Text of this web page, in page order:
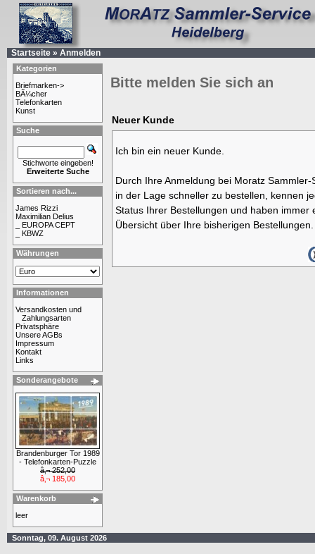
Startseite » Anmelden
Kategorien
Briefmarken->
BÃ¼cher
Telefonkarten
Kunst
Suche
Stichworte eingeben!
Erweiterte Suche
Sortieren nach...
James Rizzi
Maximilian Delius
_ EUROPA CEPT
_ KBWZ
Währungen
Informationen
Versandkosten und
Zahlungsarten
Privatsphäre
Unsere AGBs
Impressum
Kontakt
Links
Sonderangebote
Brandenburger Tor 1989
- Telefonkarten-Puzzle
â‚¬ 252,00
â‚¬ 185,00
Warenkorb
leer
Bitte melden Sie sich an
Neuer Kunde
Ich bin ein neuer Kunde.
Durch Ihre Anmeldung bei Moratz Sammler-
in der Lage schneller zu bestellen, kennen
Status Ihrer Bestellungen und haben immer
Übersicht über Ihre bisherigen Bestellungen.
Sonntag, 09. August 2026